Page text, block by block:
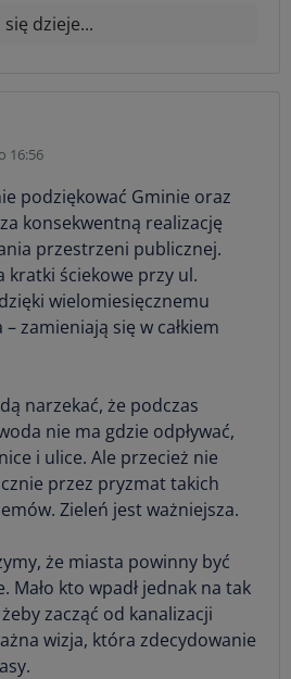
dzieje...
16:56
podziękować Gminie oraz
konsekwentną realizację
przestrzeni publicznej.
kratki ściekowe przy ul.
wielomiesięcznemu
zamieniają się w całkiem
narzekać, że podczas
nie ma gdzie odpływać,
i ulice. Ale przecież nie
przez pryzmat takich
Zieleń jest ważniejsza.
że miasta powinny być
Mało kto wpadł jednak na tak
zacząć od kanalizacji
wizja, która zdecydowanie